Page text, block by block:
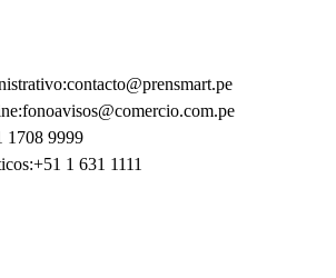
:contacto@prensmart.pe
:fonoavisos@comercio.com.pe
1708 9999
:+51 1 631 1111